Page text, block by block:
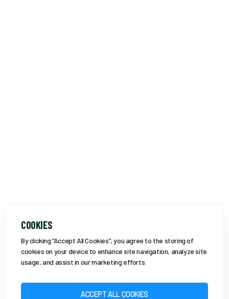
COOKIES
By clicking “Accept All Cookies”, you agree to the storing of
cookies on your device to enhance site navigation, analyze site
usage, and assist in our marketing efforts.
ACCEPT ALL COOKIES